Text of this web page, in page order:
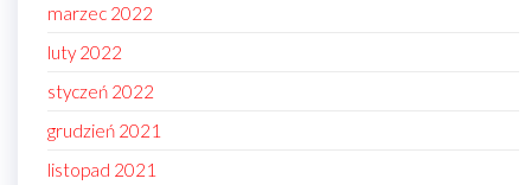
marzec 2022
luty 2022
styczeń 2022
grudzień 2021
listopad 2021